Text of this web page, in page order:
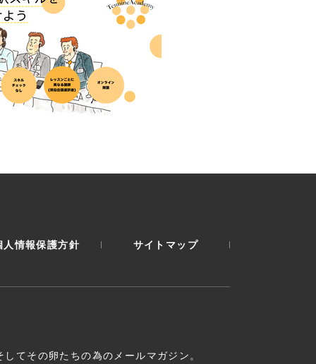
人情報保護方針 サイトマップ
てその卵たちの為のメールマガジン。